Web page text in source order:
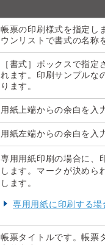
帳票の印刷様式を指定し
ウンリストで書式の名称
［書式］ボックスで指
れます。印刷サンプルな
ります。
用紙上端からの余白を入
用紙左端からの余白を入
専用用紙印刷の場合に、
します。マークが決めら
します。
専用用紙に印刷する
帳票タイトルです。帳票